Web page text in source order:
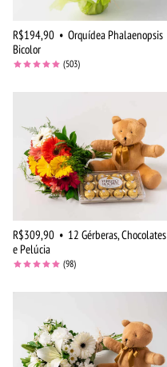
R$194,90 • Orquídea Phalaenopsis
Bicolor
(503)
R$309,90 • 12 Gérberas, Chocolates
e Pelúcia
(98)